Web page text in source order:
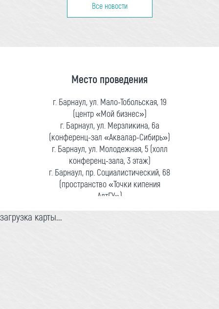
Все новости
Место проведения
г. Барнаул, ул. Мало-Тобольская, 19
(центр «Мой бизнес»)
г. Барнаул, ул. Мерзликина, 6а
(конференц-зал «Аквалар-Сибирь»)
г. Барнаул, ул. Молодежная, 5 (холл
конференц-зала, 3 этаж)
г. Барнаул, пр. Социалистический, 68
(пространство «Точки кипения
АлтГУ»)
загрузка карты...